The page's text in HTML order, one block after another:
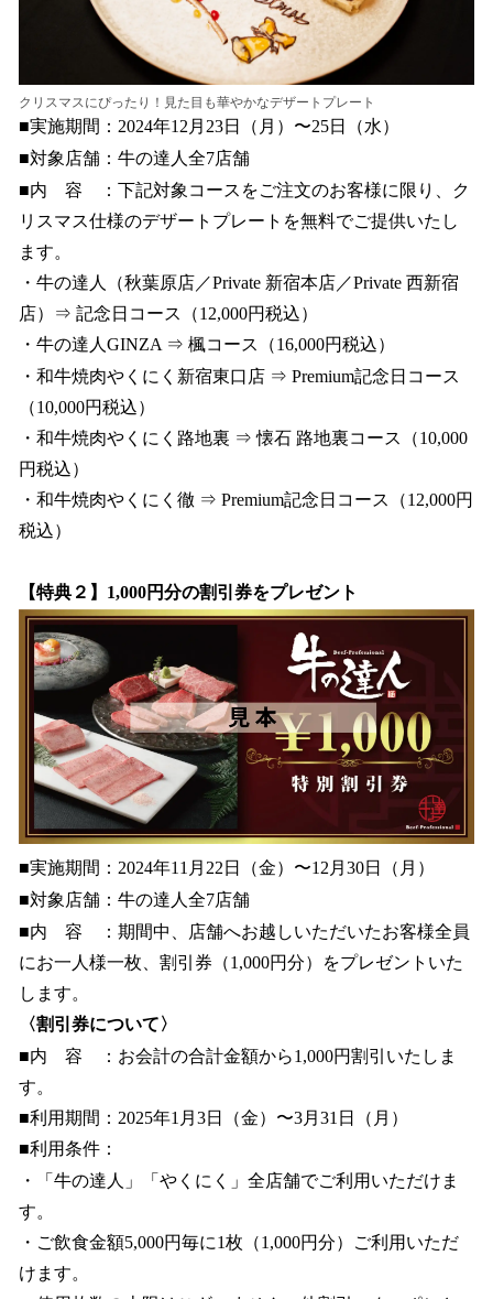
クリスマスにぴったり！⾒た⽬も華やかなデザートプレート
■実施期間：2024年12⽉23⽇（月）〜25⽇（水）
■対象店舗：⽜の達⼈全7店舗
■内 容 ：下記対象コースをご注⽂のお客様に限り、ク
リスマス仕様のデザートプレートを無料でご提供いたし
ます。
・⽜の達⼈（秋葉原店／Private 新宿本店／Private ⻄新宿
店）⇒ 記念⽇コース（12,000円税込）
・⽜の達⼈GINZA ⇒ 楓コース（16,000円税込）
・和⽜焼⾁やくにく新宿東⼝店 ⇒ Premium記念⽇コース
（10,000円税込）
・和⽜焼⾁やくにく路地裏 ⇒ 懐⽯ 路地裏コース（10,000
円税込）
・和牛焼肉やくにく徹 ⇒ Premium記念⽇コース（12,000円
税込）
【特典２】1,000円分の割引券をプレゼント
■実施期間：2024年11⽉22⽇（⾦）〜12⽉30⽇（月）
■対象店舗：⽜の達⼈全7店舗
■内 容 ：期間中、店舗へお越しいただいたお客様全員
にお⼀⼈様⼀枚、割引券（1,000円分）をプレゼントいた
します。
〈割引券について〉
■内 容 ：お会計の合計⾦額から1,000円割引いたしま
す。
■利⽤期間：2025年1⽉3⽇（金）〜3⽉31⽇（月）
■利⽤条件：
・「⽜の達⼈」「やくにく」全店舗でご利⽤いただけま
す。
・ご飲⾷⾦額5,000円毎に1枚（1,000円分）ご利⽤いただ
けます。